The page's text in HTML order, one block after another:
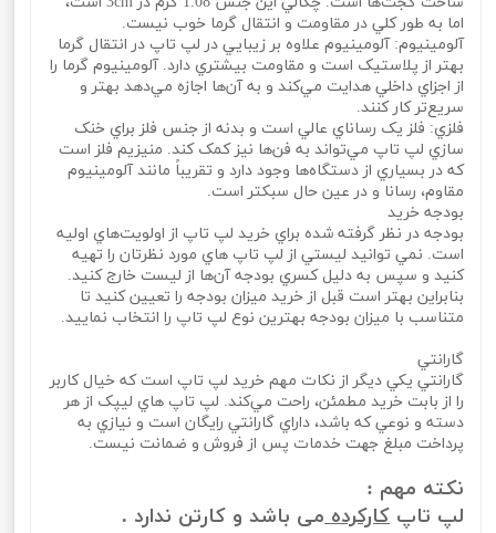
اما به طور کلي در مقاومت و انتقال گرما خوب نيست.
آلومينيوم: آلومينيوم علاوه بر زيبايي در لپ تاپ در انتقال گرما
بهتر از پلاستيک است و مقاومت بيشتري دارد. آلومينيوم گرما را
از اجزاي داخلي هدايت مي‌کند و به آ‌ن‌ها اجازه مي‌دهد بهتر و
سريع‌تر کار کنند.
فلزي: فلز يک رساناي عالي است و بدنه از جنس فلز براي خنک
سازي لپ تاپ مي‌تواند به فن‌ها نيز کمک کند. منيزيم فلز است
که در بسياري از دستگاه‌ها وجود دارد و تقريباً مانند آلومينيوم
مقاوم، رسانا و در عين حال سبکتر است.
بودجه خريد
بودجه در نظر گرفته شده براي خريد لپ تاپ از اولويت‌هاي اوليه
است. نمي‌ توانيد ليستي از لپ تاپ‌ هاي مورد نظرتان را تهيه
کنيد و سپس به دليل کسري بودجه آن‌ها از ليست خارج کنيد.
بنابراين بهتر است قبل از خريد ميزان بودجه را تعيين کنيد تا
متناسب با ميزان بودجه بهترين نوع لپ تاپ را انتخاب نماييد.
گارانتي
گارانتي يکي ديگر از نکات مهم خريد لپ تاپ است که خيال کاربر
را از بابت خريد مطمئن، راحت مي‌کند. لپ تاپ‌ هاي ليپک از هر
دسته و نوعي که باشد، داراي گارانتي رايگان است و نيازي به
پرداخت مبلغ جهت خدمات پس از فروش و ضمانت نيست.
نکته مهم :
لپ تاپ کارکردهمی باشد و کارتن ندارد .